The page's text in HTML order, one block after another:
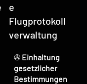
e
Flugprotokoll
verwaltung
✇ Einhaltung
gesetzlicher
Bestimmungen